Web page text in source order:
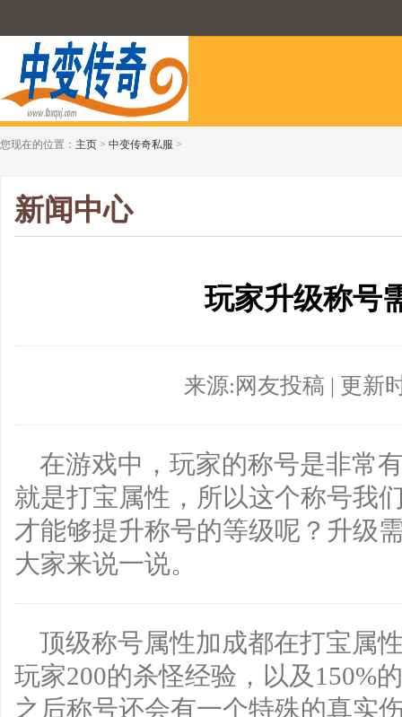
您现在的位置： 主页 > 中变传奇私服 >
新闻中心
玩家升级称号
来源:网友投稿 | 更新
在游戏中，玩家的称号是非常
就是打宝属性，所以这个称号我
才能够提升称号的等级呢？升级
大家来说一说。
顶级称号属性加成都在打宝属
玩家200的杀怪经验，以及150%
之后称号还会有一个特殊的真实